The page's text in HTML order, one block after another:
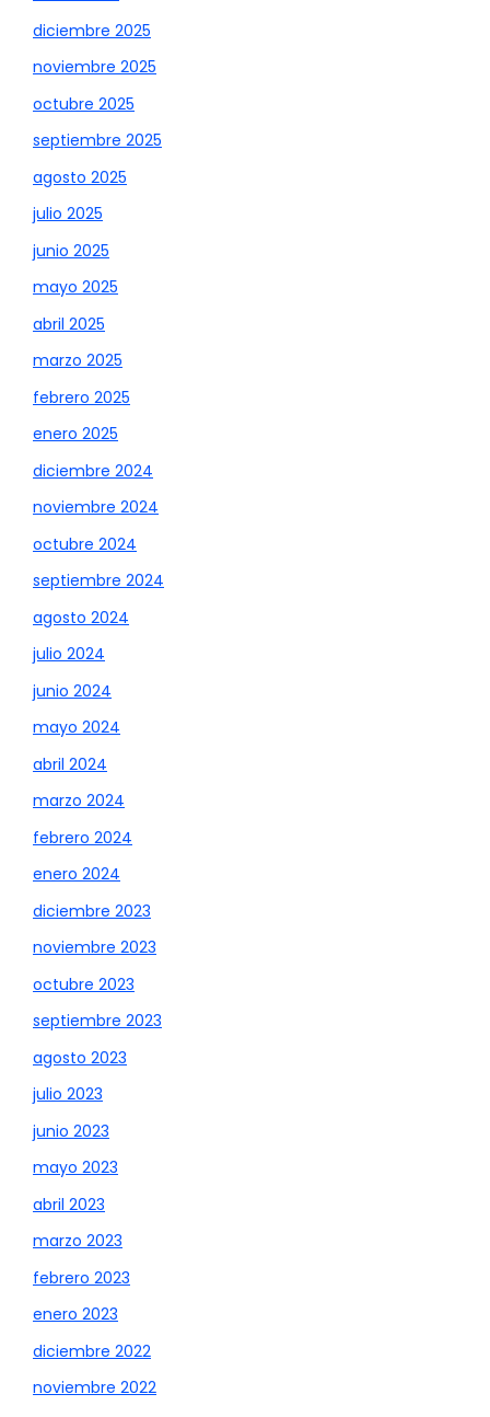
diciembre 2025
noviembre 2025
octubre 2025
septiembre 2025
agosto 2025
julio 2025
junio 2025
mayo 2025
abril 2025
marzo 2025
febrero 2025
enero 2025
diciembre 2024
noviembre 2024
octubre 2024
septiembre 2024
agosto 2024
julio 2024
junio 2024
mayo 2024
abril 2024
marzo 2024
febrero 2024
enero 2024
diciembre 2023
noviembre 2023
octubre 2023
septiembre 2023
agosto 2023
julio 2023
junio 2023
mayo 2023
abril 2023
marzo 2023
febrero 2023
enero 2023
diciembre 2022
noviembre 2022